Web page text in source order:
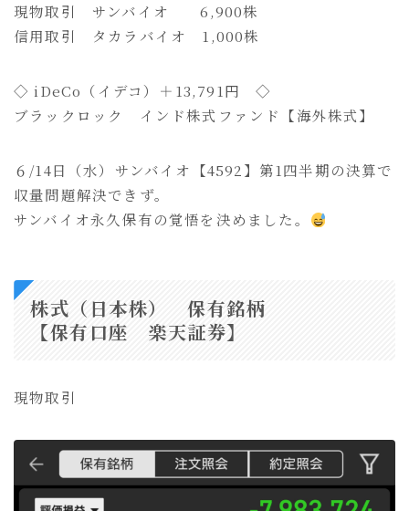
現物取引 サンバイオ 6,900株
信用取引 タカラバイオ 1,000株
◇ iDeCo（イデコ）＋13,791円 ◇
ブラックロック インド株式ファンド【海外株式】
６/14日（水）サンバイオ【4592】第1四半期の決算で
収量問題解決できず。
サンバイオ永久保有の覚悟を決めました。
株式（日本株） 保有銘柄
【保有口座 楽天証券】
現物取引